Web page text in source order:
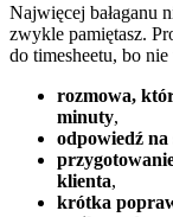
Najwięcej bałaganu
zwykle pamiętasz.
do timesheetu, bo
rozmowa,
minuty,
odpowiedź
klienta,
krótka